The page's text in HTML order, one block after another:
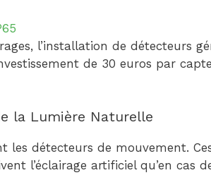
l’installation de détecteurs
de 30 euros par
la Lumière Naturelle
détecteurs de mouvement.
l’éclairage artificiel qu’en cas